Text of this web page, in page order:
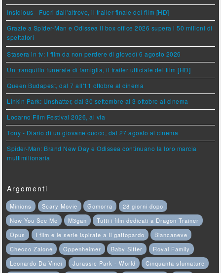
Insidious - Fuori dall'altrove, il trailer finale del film [HD]
Grazie a Spider-Man e Odissea il box office 2026 supera i 50 milioni di
spettatori
Stasera in tv: i film da non perdere di giovedì 6 agosto 2026
Un tranquillo funerale di famiglia, il trailer ufficiale del film [HD]
Queen Budapest, dal 7 all'11 ottobre al cinema
Linkin Park: Unshatter, dal 30 settembre al 3 ottobre al cinema
Locarno Film Festival 2026, al via
Tony - Diario di un giovane cuoco, dal 27 agosto al cinema
Spider-Man: Brand New Day e Odissea continuano la loro marcia
multimilionaria
Argomenti
Minions Scary Movie Gomorra
28 giorni dopo
Now You See Me
M3gan
Tutti i film dedicati a Dragon Trainer
Opus
I film e le serie ispirate a Il gattopardo
Biancaneve
Checco Zalone
Oppenheimer Baby Sitter
Royal Family
Leonardo Da Vinci
Jurassic Park - World
Cinquanta sfumature